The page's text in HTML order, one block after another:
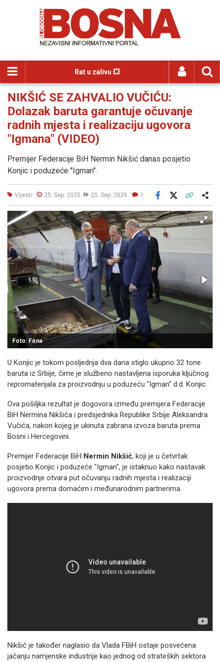
Rat u zalivu 💥
NIKŠIĆ SE ZAHVALIO VUČIĆU:
Dolazak baruta garantuje očuvanje
radnih mjesta i realizaciju ugovora
"Igmana" (VIDEO)
Premijer Federacije BiH Nermin Nikšić danas posjetio
Konjic i poduzeće "Igman".
Vijesti 25. Sep. 2025 25. Sep. 2025 1
Facebook
Foto: Fena
U Konjic je tokom posljednja dva dana stiglo ukupno 32 tone
baruta iz Srbije, čime je službeno nastavljena isporuka ključnog
repromaterijala za proizvodnju u poduzeću "Igman" d.d. Konjic.
Ova pošiljka rezultat je dogovora između premijera Federacije
BiH Nermina Nikšića i predsjednika Republike Srbije Aleksandra
Vučića, nakon kojeg je ukinuta zabrana izvoza baruta prema
Bosni i Hercegovini.
Premijer Federacije BiH Nermin Nikšić, koji je u četvrtak
posjetio Konjic i poduzeće "Igman", je istaknuo kako nastavak
proizvodnje otvara put očuvanju radnih mjesta i realizaciji
ugovora prema domaćim i međunarodnim partnerima.
Nikšić je također naglasio da Vlada FBiH ostaje posvećena
jačanju namjenske industrije kao jednog od strateških sektora